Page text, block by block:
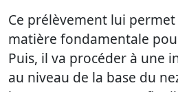
Ce prélèvement lui
matière fondamentale
Puis, il va procéder à une
au niveau de la base du